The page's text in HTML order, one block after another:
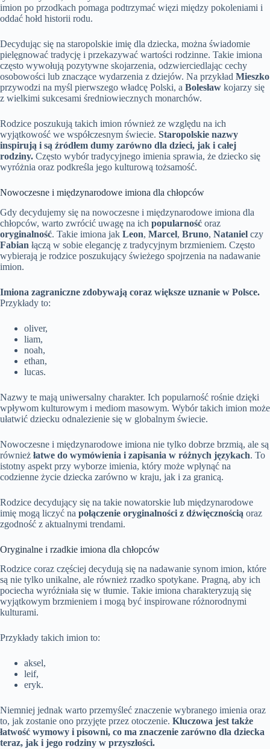
imion po przodkach pomaga podtrzymać więzi między pokoleniami i
oddać hołd historii rodu.
Decydując się na staropolskie imię dla dziecka, można świadomie
pielęgnować tradycję i przekazywać wartości rodzinne. Takie imiona
często wywołują pozytywne skojarzenia, odzwierciedlając cechy
osobowości lub znaczące wydarzenia z dziejów. Na przykład Mieszko
przywodzi na myśl pierwszego władcę Polski, a Bolesław kojarzy się
z wielkimi sukcesami średniowiecznych monarchów.
Rodzice poszukują takich imion również ze względu na ich
wyjątkowość we współczesnym świecie. Staropolskie nazwy
inspirują i są źródłem dumy zarówno dla dzieci, jak i całej
rodziny. Często wybór tradycyjnego imienia sprawia, że dziecko się
wyróżnia oraz podkreśla jego kulturową tożsamość.
Nowoczesne i międzynarodowe imiona dla chłopców
Gdy decydujemy się na nowoczesne i międzynarodowe imiona dla
chłopców, warto zwrócić uwagę na ich popularność oraz
oryginalność. Takie imiona jak Leon, Marcel, Bruno, Nataniel czy
Fabian łączą w sobie elegancję z tradycyjnym brzmieniem. Często
wybierają je rodzice poszukujący świeżego spojrzenia na nadawanie
imion.
Imiona zagraniczne zdobywają coraz większe uznanie w Polsce.
Przykłady to:
oliver,
liam,
noah,
ethan,
lucas.
Nazwy te mają uniwersalny charakter. Ich popularność rośnie dzięki
wpływom kulturowym i mediom masowym. Wybór takich imion może
ułatwić dziecku odnalezienie się w globalnym świecie.
Nowoczesne i międzynarodowe imiona nie tylko dobrze brzmią, ale są
również łatwe do wymówienia i zapisania w różnych językach. To
istotny aspekt przy wyborze imienia, który może wpłynąć na
codzienne życie dziecka zarówno w kraju, jak i za granicą.
Rodzice decydujący się na takie nowatorskie lub międzynarodowe
imię mogą liczyć na połączenie oryginalności z dźwięcznością oraz
zgodność z aktualnymi trendami.
Oryginalne i rzadkie imiona dla chłopców
Rodzice coraz częściej decydują się na nadawanie synom imion, które
są nie tylko unikalne, ale również rzadko spotykane. Pragną, aby ich
pociecha wyróżniała się w tłumie. Takie imiona charakteryzują się
wyjątkowym brzmieniem i mogą być inspirowane różnorodnymi
kulturami.
Przykłady takich imion to:
aksel,
leif,
eryk.
Niemniej jednak warto przemyśleć znaczenie wybranego imienia oraz
to, jak zostanie ono przyjęte przez otoczenie. Kluczowa jest także
łatwość wymowy i pisowni, co ma znaczenie zarówno dla dziecka
teraz, jak i jego rodziny w przyszłości.